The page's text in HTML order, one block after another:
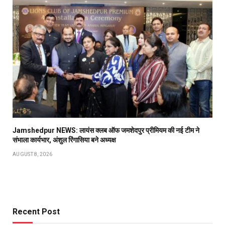
Jamshedpur NEWS: लायंस क्लब ऑफ जमशेदपुर प्रीमियम की नई टीम ने
संभाला कार्यभार, अंशुल रिंगासिया बने अध्यक्ष
AUGUST 8, 2026
Recent Post